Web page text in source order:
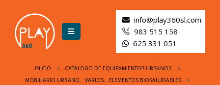
info@play360sl.com
983 515 158
625 331 051
INICIO
CATÁLOGO DE EQUIPAMIENTOS URBANOS
MOBILIARIO URBANO, VARIOS,
ELEMENTOS BIOSALUDABLES